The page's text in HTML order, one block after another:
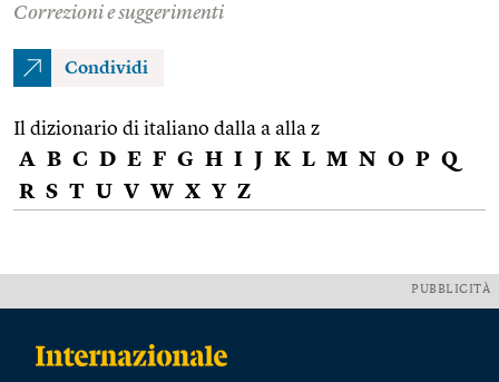
Correzioni e suggerimenti
Condividi
Il dizionario di italiano dalla a alla z
A B C D E F G H I J K L M N O P Q
R S T U V W X Y Z
PUBBLICITÀ